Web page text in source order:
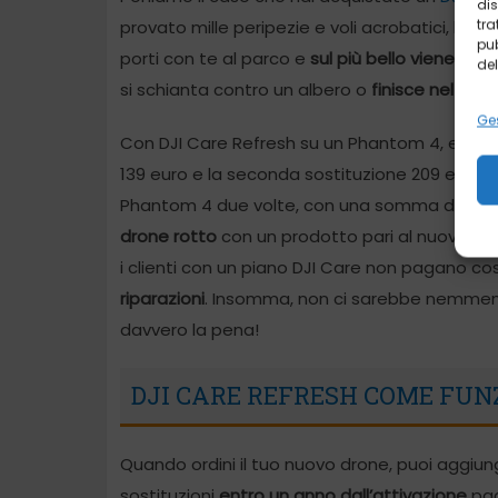
provato mille peripezie e voli acrobatici, hai
porti con te al parco e sul più bello viene
si schianta contro un albero o finisce nel
Con DJI Care Refresh su un Phantom 4,
139 euro e la seconda sostituzione 209 euro.
Phantom 4 due volte, con una somma di
drone rottocon un prodotto pari al nuovo
i clienti con un piano DJI Care non pagano
riparazioni. Insomma, non ci sarebbe
davvero la pena!
DJI CARE REFRESH COME
Quando ordini il tuo nuovo drone, puoi